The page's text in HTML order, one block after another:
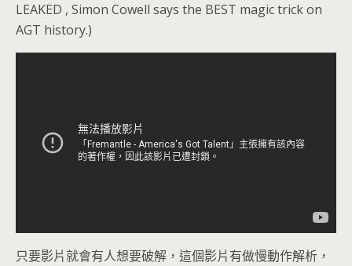
LEAKED , Simon Cowell says the BEST magic trick on
AGT history.)
只要影片就會有人想要破解，這個影片有做慢動作解析，